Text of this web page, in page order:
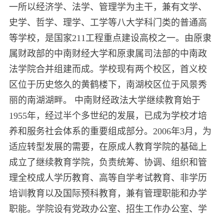
一所以经济学、法学、管理学为主干，兼有文学、
史学、哲学、理学、工学等八大学科门类的普通高
等学校，是国家211工程重点建设高校之一。由原隶
属财政部的中南财经大学和原隶属司法部的中南政
法学院合并组建而成。学校现有两个校区，首义校
区位于历史悠久的黄鹤楼下，南湖校区位于风景秀
丽的南湖湖畔。 中南财经政法大学继续教育始于
1955年，经过半个多世纪的发展，已成为学校才培
养和服务社会体系的重要组成部分。2006年3月，为
适应转型发展的需要，在原成人教育学院的基础上
成立了继续教育学院，负责统筹、协调、组织和管
理全校成人学历教育、高等自学考试教育、非学历
培训教育以及国际预科教育，兼有管理职能和办学
职能。学院设有党政办公室、招生工作办公室、学